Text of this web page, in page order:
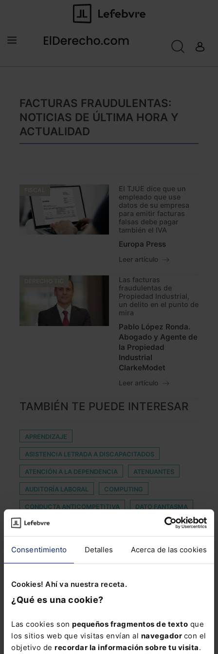
Consentimiento Detalles Acerca de las cookies
Cookies! Ahí va nuestra receta.
¿Qué es una cookie?
Las cookies son pequeños fragmentos de texto que
los sitios web que visitas envían al navegador con el
objetivo de recordar la información sobre tu visita.
FACTURAS FRAUDULENTAS:
NOTICIAS DE ÚLTIMA HORA Y
ACTUALIDAD
El TJUE dice que un
empleado que use
datos de su empresa
para emitir facturas
falsas debe pagar
también el IVA
Europa Press
Leer artículo
Las facturas
fraudulentas de
Propiedad Industrial,
un delito en el punto de
mira
Pablo López Ronda.
Abogado y Agente de
la Propiedad
Industrial
ClarkeModet
Leer artículo
TAMBIÉN TE PUEDE INTERESAR
APRENDIZAJE
ASISTENCIA LETRADA A DISCAPACITADOS
ATENCIÓN A LA DEPENDENCIA ATENUANTES
AUDITORÍA LABORAL COMPUTING
CONDUCTA ANTICOMPETITIVA DATO FANTASMA
DELITO DE OMISIÓN DEL DEBER DE SOCORRO
INDICADORES INVENCIONES
LIBERTAD DE EXPRESIÓN Y DE INFORMACIÓN
LOCAL COMERCIAL MANDAMIENTO